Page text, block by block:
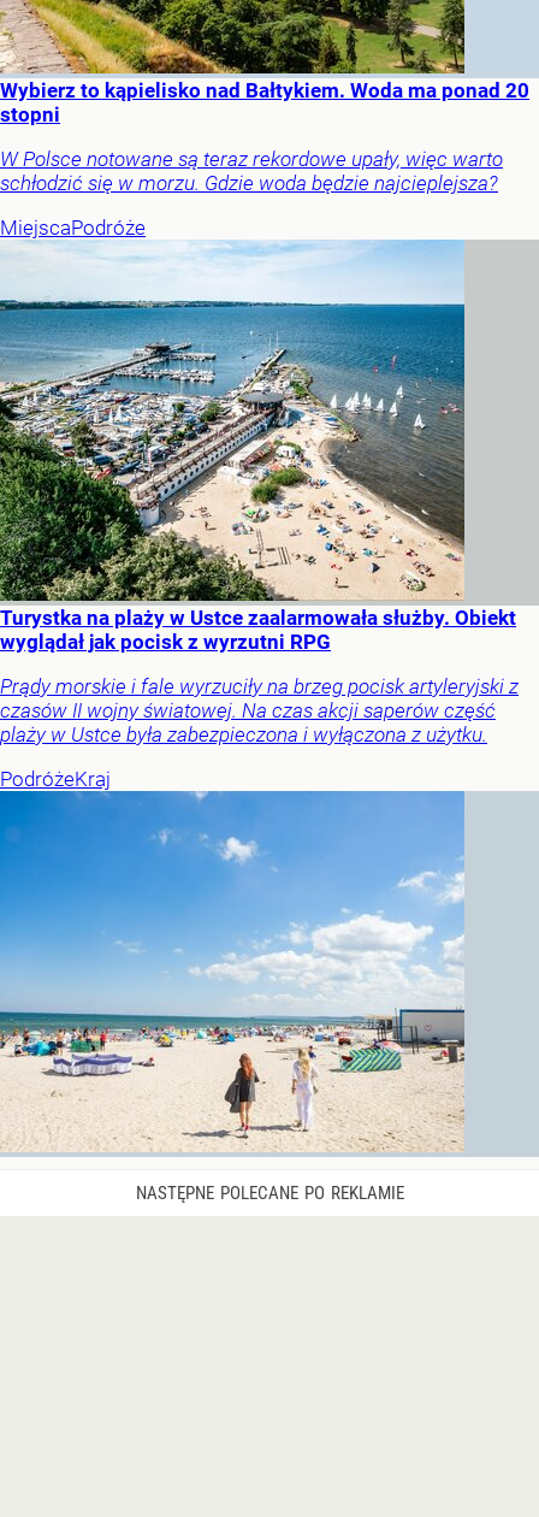
Wybierz to kąpielisko nad Bałtykiem. Woda ma ponad 20
stopni
W Polsce notowane są teraz rekordowe upały, więc warto
schłodzić się w morzu. Gdzie woda będzie najcieplejsza?
MiejscaPodróże
Turystka na plaży w Ustce zaalarmowała służby. Obiekt
wyglądał jak pocisk z wyrzutni RPG
Prądy morskie i fale wyrzuciły na brzeg pocisk artyleryjski z
czasów II wojny światowej. Na czas akcji saperów część
plaży w Ustce była zabezpieczona i wyłączona z użytku.
PodróżeKraj